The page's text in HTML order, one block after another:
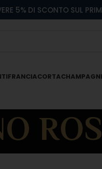
FRANCIACORTA
5% DI SCONTO SUL